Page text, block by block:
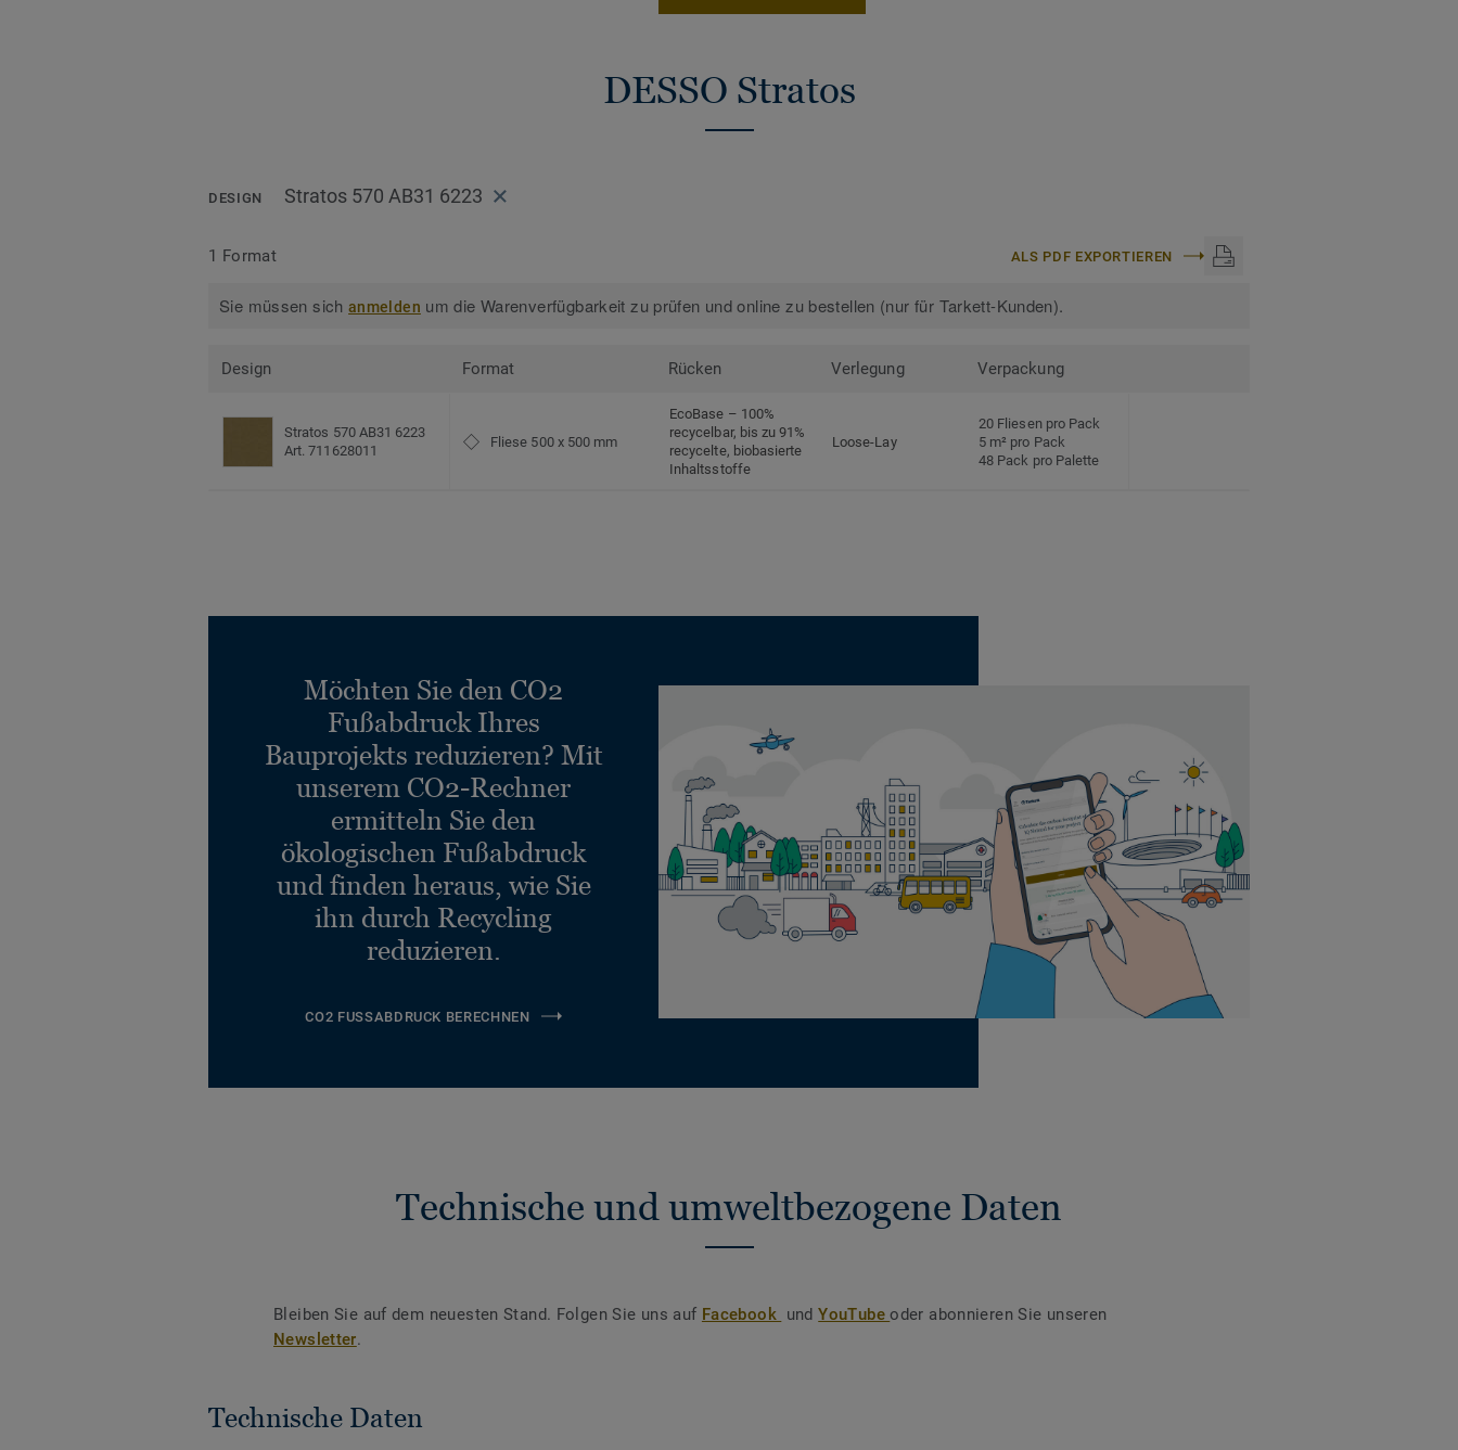
DESSO Stratos
DESIGN Stratos 570 AB31 6223
1 Format ALS PDF EXPORTIEREN
Sie müssen sichanmelden um die Warenverfügbarkeit zu prüfen und online zu bestellen (nur für Tarkett-Kunden).
Design Format Rücken Verlegung Verpackung
Stratos 570 AB31 6223
Art. 711628011
Fliese 500 x 500 mm
EcoBase – 100%
recycelbar, bis zu 91%
recycelte, biobasierte
Inhaltsstoffe
Loose-Lay
20 Fliesen pro Pack
5 m² pro Pack
48 Pack pro Palette
Möchten Sie den CO2
Fußabdruck Ihres
Bauprojekts reduzieren? Mit
unserem CO2-Rechner
ermitteln Sie den
ökologischen Fußabdruck
und finden heraus, wie Sie
ihn durch Recycling
reduzieren.
CO2 FUSSABDRUCK BERECHNEN
Technische und umweltbezogene Daten
Bleiben Sie auf dem neuesten Stand. Folgen Sie uns auf Facebook undYouTubeoder abonnieren Sie unseren
Newsletter.
Technische Daten